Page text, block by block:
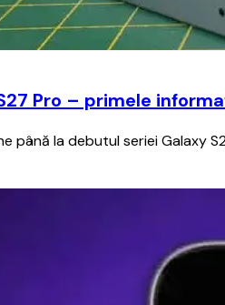
Pro – primele
până la debutul seriei Galaxy